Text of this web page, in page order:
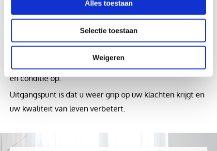
Alles toestaan
Selectie toestaan
Weigeren
oefentherapeut stelt u haalbare doelen op, die gericht
zijn op uw persoonlijke mogelijkheden en op uw situatie.
Een combinatie van fysieke en mentale oefeningen
wordt afgestemd op uw persoonlijke situatie. Aan de
hand hiervan bouwt u zelfvertrouwen, inzicht, energie
en conditie op.
Uitgangspunt is dat u weer grip op uw klachten krijgt en
uw kwaliteit van leven verbetert.